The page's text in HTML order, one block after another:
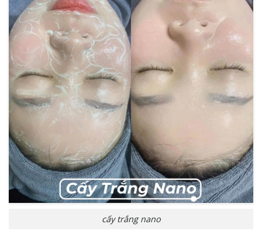
cấy trắng nano